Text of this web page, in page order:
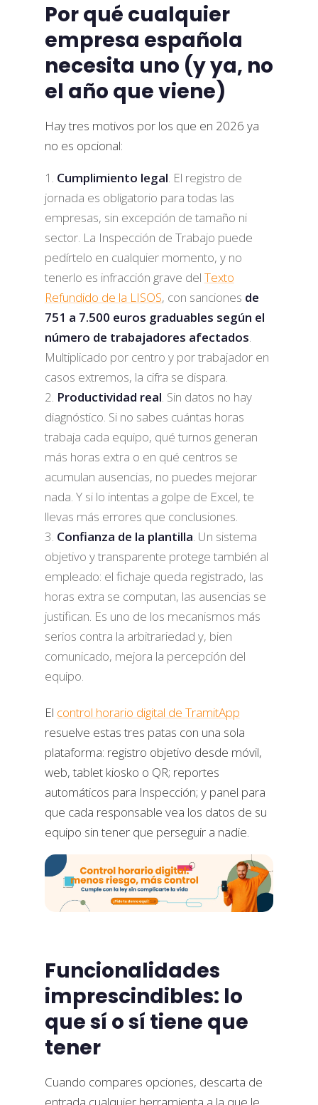
Por qué cualquier
empresa española
necesita uno (y ya, no
el año que viene)
Hay tres motivos por los que en 2026 ya
no es opcional:
Cumplimiento legal. El registro de
jornada es obligatorio para todas las
empresas, sin excepción de tamaño ni
sector. La Inspección de Trabajo puede
pedírtelo en cualquier momento, y no
tenerlo es infracción grave del Texto
Refundido de la LISOS, con sanciones de
751 a 7.500 euros graduables según el
número de trabajadores afectados.
Multiplicado por centro y por trabajador en
casos extremos, la cifra se dispara.
Productividad real. Sin datos no hay
diagnóstico. Si no sabes cuántas horas
trabaja cada equipo, qué turnos generan
más horas extra o en qué centros se
acumulan ausencias, no puedes mejorar
nada. Y si lo intentas a golpe de Excel, te
llevas más errores que conclusiones.
Confianza de la plantilla. Un sistema
objetivo y transparente protege también al
empleado: el fichaje queda registrado, las
horas extra se computan, las ausencias se
justifican. Es uno de los mecanismos más
serios contra la arbitrariedad y, bien
comunicado, mejora la percepción del
equipo.
El control horario digital de TramitApp
resuelve estas tres patas con una sola
plataforma: registro objetivo desde móvil,
web, tablet kiosko o QR; reportes
automáticos para Inspección; y panel para
que cada responsable vea los datos de su
equipo sin tener que perseguir a nadie.
Funcionalidades
imprescindibles: lo
que sí o sí tiene que
tener
Cuando compares opciones, descarta de